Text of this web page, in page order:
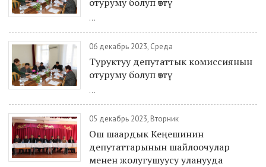
...
06 декабрь 2023, Среда
Туруктуу депутаттык комиссиянын
отуруму болуп өттү
...
05 декабрь 2023, Вторник
Ош шаардык Кеңешинин
депутаттарынын шайлоочулар
менен жолугушуусу уланууда